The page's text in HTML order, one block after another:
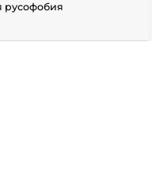
русофобия